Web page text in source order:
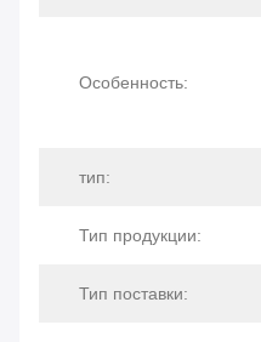
Особенность:
тип:
Тип продукции:
Тип поставки: